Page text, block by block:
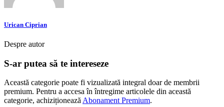
Urican Ciprian
Despre autor
S-ar putea să te intereseze
Această categorie poate fi vizualizată integral doar de membrii
premium. Pentru a accesa în întregime articolele din această
categorie, achiziționeazăAbonament Premium.